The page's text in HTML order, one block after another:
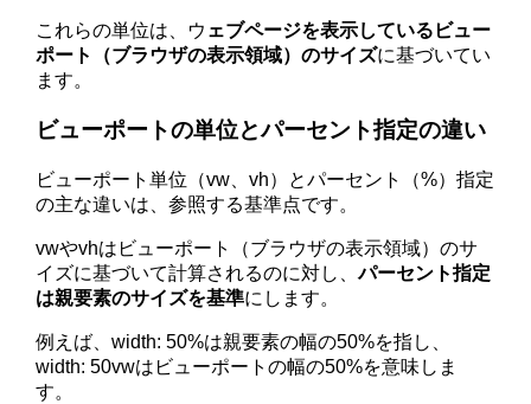
これらの単位は、ウ ェブページを表示しているビュー
ポート（ブラウザの表示領域）のサイズに基づいてい
ます。
ビューポートの単位とパーセント指定の違い
ビューポート単位（vw、vh）とパーセント（%）指定
の主な違いは、参照する基準点です。
vwやvhはビューポート（ブラウザの表示領域）のサ
イズに基づいて計算されるのに対し、パーセント指定
は親要素のサイズを基準にします。
例えば、width: 50%は親要素の幅の50%を指し、
width: 50vwはビューポートの幅の50%を意味しま
す。